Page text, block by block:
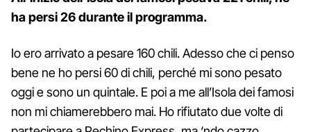
ha persi 26 durante il programma.
Io ero arrivato a pesare 160 chili. Adesso che ci penso
bene ne ho persi 60 di chili, perché mi sono pesato
oggi e sono un quintale. E poi a me all’Isola dei famosi
non mi chiamerebbero mai. Ho rifiutato due volte di